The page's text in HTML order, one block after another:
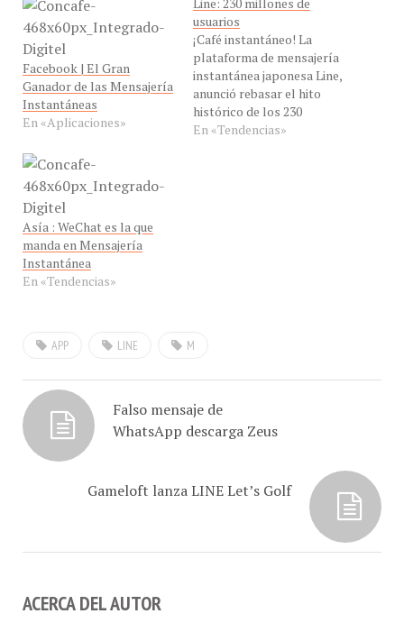
Facebook | El Gran
Ganador de las Mensajería
Instantáneas
En «Aplicaciones»
usuarios
¡Café instantáneo! La
plataforma de mensajería
instantánea japonesa Line,
anunció rebasar el hito
histórico de los 230
millones de usuarios
registrados. El mundo de
En «Tendencias»
Asía : WeChat es la que
manda en Mensajería
Instantánea
En «Tendencias»
WhatsApp descarga Zeus
ACERCA DEL AUTOR